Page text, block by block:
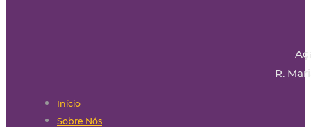
R.
Início
Sobre Nós